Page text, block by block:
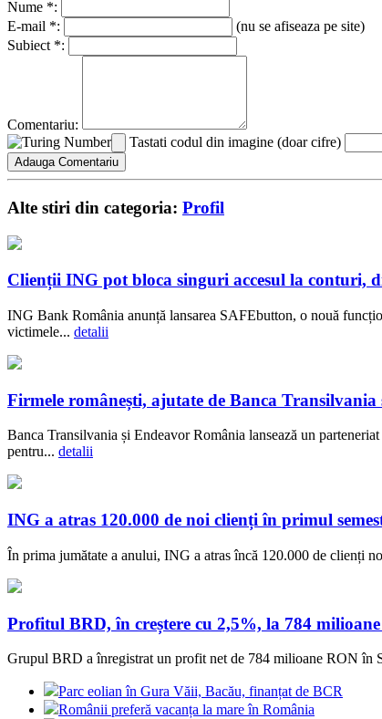
Nume *:
E-mail *:
(nu se afiseaza pe site)
Subiect *:
Comentariu:
Tastati codul din imagine (doar cifre)
Alte stiri din categoria: Profil
Clienții ING pot bloca singuri accesul la conturi,
ING Bank România anunță lansarea SAFEbutton, o nouă
victimele... detalii
Firmele românești, ajutate de Banca Transilvania
Banca Transilvania și Endeavor România lansează un
pentru... detalii
ING a atras 120.000 de noi clienți în primul
În prima jumătate a anului, ING a atras încă 120.000 de clienți
Profitul BRD, în creștere cu 2,5%, la 784
Grupul BRD a înregistrat un profit net de 784 milioane RON în
Parc eolian în Gura Văii, Bacău, finanțat de BCR
Românii preferă vacanța la mare în România